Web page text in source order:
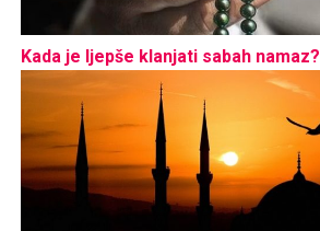
Kada je ljepše klanjati sabah namaz?